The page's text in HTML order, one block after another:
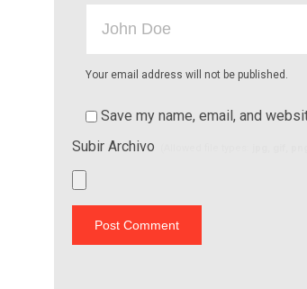
Your email address will not be published.
Save my name, email, and
Subir Archivo